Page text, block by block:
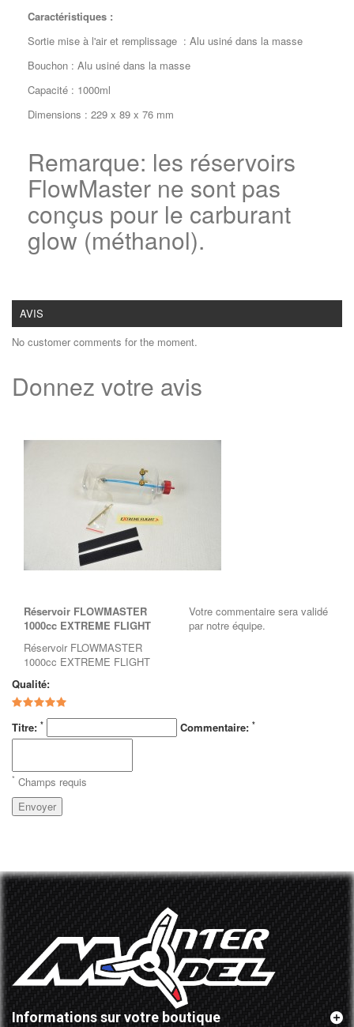
Caractéristiques :
Sortie mise à l'air et remplissage : Alu usiné dans la masse
Bouchon : Alu usiné dans la masse
Capacité : 1000ml
Dimensions : 229 x 89 x 76 mm
Remarque: les réservoirs
FlowMaster ne sont pas
conçus pour le carburant
glow (méthanol).
AVIS
No customer comments for the moment.
Donnez votre avis
Réservoir FLOWMASTER
1000cc EXTREME FLIGHT
Réservoir FLOWMASTER
1000cc EXTREME FLIGHT
Votre commentaire sera validé
par notre équipe.
Qualité:
Titre: * Commentaire: *
* Champs requis
Envoyer
Informations sur votre boutique